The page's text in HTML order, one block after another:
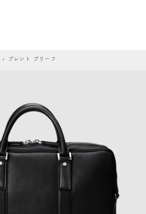
> ブレント ブリーフ